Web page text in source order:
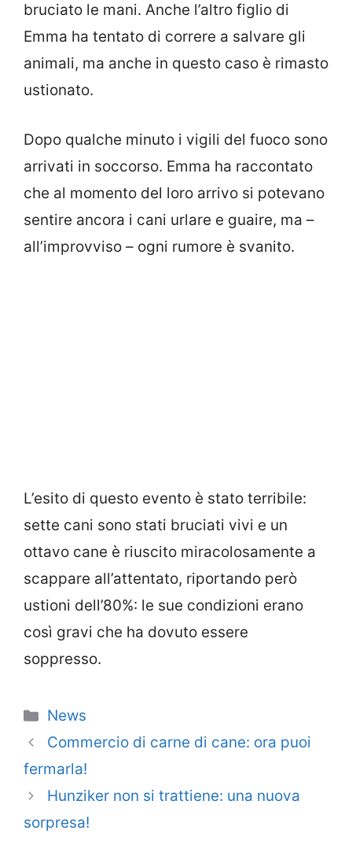
bruciato le mani. Anche l’altro figlio di
Emma ha tentato di correre a salvare gli
animali, ma anche in questo caso è rimasto
ustionato.
Dopo qualche minuto i vigili del fuoco sono
arrivati in soccorso. Emma ha raccontato
che al momento del loro arrivo si potevano
sentire ancora i cani urlare e guaire, ma –
all’improvviso – ogni rumore è svanito.
L’esito di questo evento è stato terribile:
sette cani sono stati bruciati vivi e un
ottavo cane è riuscito miracolosamente a
scappare all’attentato, riportando però
ustioni dell’80%: le sue condizioni erano
così gravi che ha dovuto essere
soppresso.
Categorie
News
Commercio di carne di cane: ora puoi
fermarla!
Hunziker non si trattiene: una nuova
sorpresa!